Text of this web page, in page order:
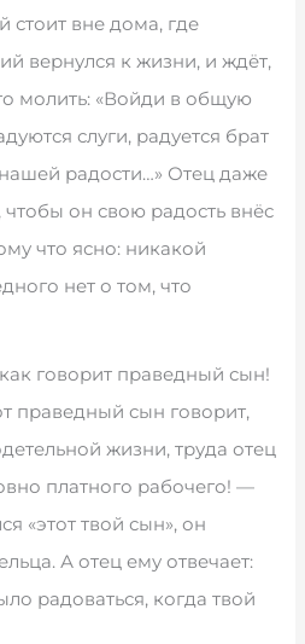
стоит вне дома, где
вернулся к жизни, и ждёт,
молить: «Войди в общую
слуги, радуется брат
радости…» Отец даже
чтобы он свою радость внёс
что ясно: никакой
нет о том, что
говорит праведный сын!
праведный сын говорит,
жизни, труда отец
платного рабочего! —
«этот твой сын», он
А отец ему отвечает:
радоваться, когда твой